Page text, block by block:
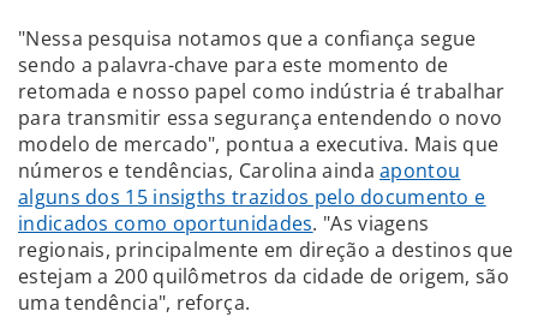
"Nessa pesquisa notamos que a confiança segue
sendo a palavra-chave para este momento de
retomada e nosso papel como indústria é trabalhar
para transmitir essa segurança entendendo o novo
modelo de mercado", pontua a executiva. Mais que
números e tendências, Carolina aindaapontou
alguns dos 15 insigths trazidos pelo documento e
indicados como oportunidades. "As viagens
regionais, principalmente em direção a destinos que
estejam a 200 quilômetros da cidade de origem, são
uma tendência", reforça.